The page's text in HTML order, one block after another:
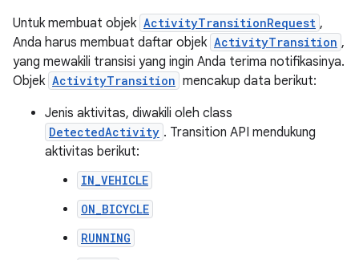
Untuk membuat objek ActivityTransitionRequest ,
Anda harus membuat daftar objek ActivityTransition ,
yang mewakili transisi yang ingin Anda terima notifikasinya.
Objek ActivityTransition mencakup data berikut:
Jenis aktivitas, diwakili oleh class
DetectedActivity . Transition API mendukung
aktivitas berikut:
IN_VEHICLE
ON_BICYCLE
RUNNING